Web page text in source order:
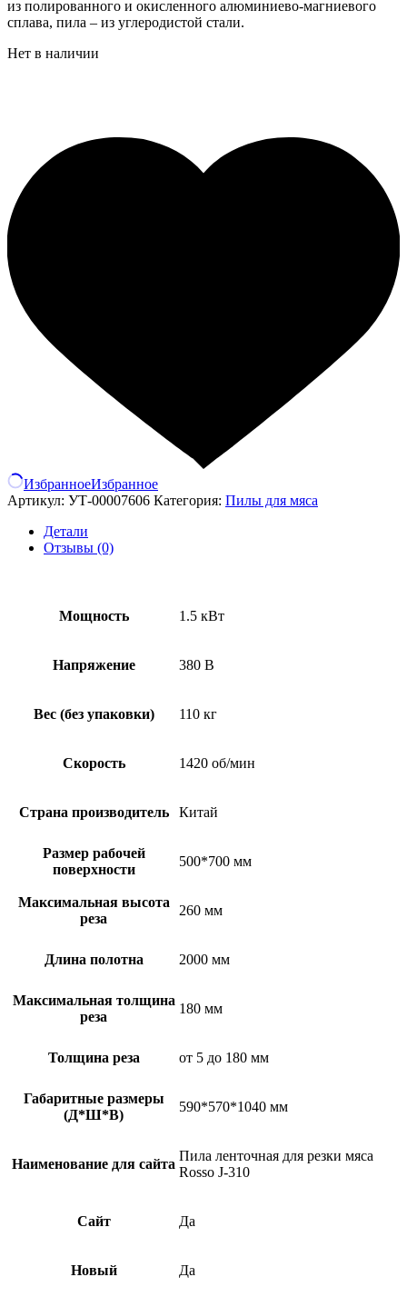
из полированного и окисленного алюминиево-магниевого
сплава, пила – из углеродистой стали.
Нет в наличии
ИзбранноеИзбранное
Артикул: УТ-00007606 Категория: Пилы для мяса
Детали
Отзывы (0)
Мощность 1.5 кВт
Напряжение 380 В
Вес (без упаковки) 110 кг
Скорость 1420 об/мин
Страна производитель Китай
Размер рабочей
поверхности
500*700 мм
Максимальная высота
реза
260 мм
Длина полотна 2000 мм
Максимальная толщина
реза
180 мм
Толщина реза от 5 до 180 мм
Габаритные размеры
(Д*Ш*В)
590*570*1040 мм
Наименование для сайта
Пила ленточная для резки мяса
Rosso J-310
Сайт Да
Новый Да